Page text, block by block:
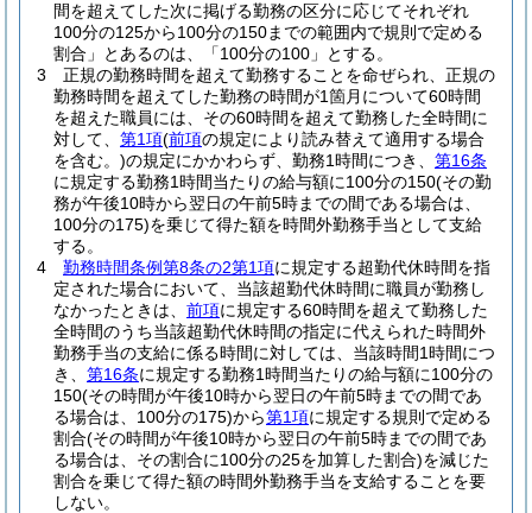
間を超えてした次に掲げる勤務の区分に応じてそれぞれ
100分の125から100分の150までの範囲内で規則で定める
割合」とあるのは、「100分の100」とする。
3
正規の勤務時間を超えて勤務することを命ぜられ、正規の
勤務時間を超えてした勤務の時間が1箇月について60時間
を超えた職員には、その60時間を超えて勤務した全時間に
対して、 第1項(前項の規定により読み替えて適用する場合
を含む。)の規定にかかわらず、勤務1時間につき、 第16条
に規定する勤務1時間当たりの給与額に100分の150(その勤
務が午後10時から翌日の午前5時までの間である場合は、
100分の175)を乗じて得た額を時間外勤務手当として支給
する。
4
勤務時間条例第8条の2第1項に規定する超勤代休時間を指
定された場合において、当該超勤代休時間に職員が勤務し
なかったときは、 前項に規定する60時間を超えて勤務した
全時間のうち当該超勤代休時間の指定に代えられた時間外
勤務手当の支給に係る時間に対しては、当該時間1時間につ
き、 第16条に規定する勤務1時間当たりの給与額に100分の
150(その時間が午後10時から翌日の午前5時までの間であ
る場合は、100分の175)から第1項に規定する規則で定める
割合(その時間が午後10時から翌日の午前5時までの間であ
る場合は、その割合に100分の25を加算した割合)を減じた
割合を乗じて得た額の時間外勤務手当を支給することを要
しない。